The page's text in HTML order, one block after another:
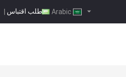
طلب اقتباس |